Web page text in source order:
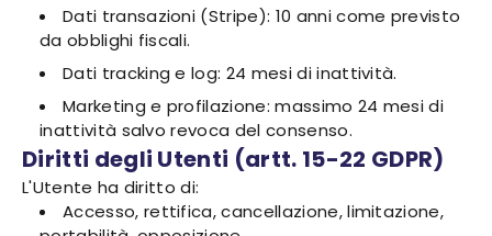
Dati transazioni (Stripe): 10 anni come previsto
da obblighi fiscali.
Dati tracking e log: 24 mesi di inattività.
Marketing e profilazione: massimo 24 mesi di
inattività salvo revoca del consenso.
Diritti degli Utenti (artt. 15-22 GDPR)
L'Utente ha diritto di:
Accesso, rettifica, cancellazione, limitazione,